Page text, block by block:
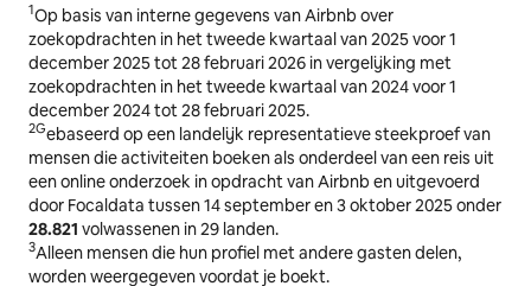
1Op basis van interne gegevens van Airbnb over
zoekopdrachten in het tweede kwartaal van 2025 voor 1
december 2025 tot 28 februari 2026 in vergelijking met
zoekopdrachten in het tweede kwartaal van 2024 voor 1
december 2024 tot 28 februari 2025.
2Gebaseerd op een landelijk representatieve steekproef van
mensen die activiteiten boeken als onderdeel van een reis uit
een online onderzoek in opdracht van Airbnb en uitgevoerd
door Focaldata tussen 14 september en 3 oktober 2025 onder
28.821 volwassenen in 29 landen.
3Alleen mensen die hun profiel met andere gasten delen,
worden weergegeven voordat je boekt.